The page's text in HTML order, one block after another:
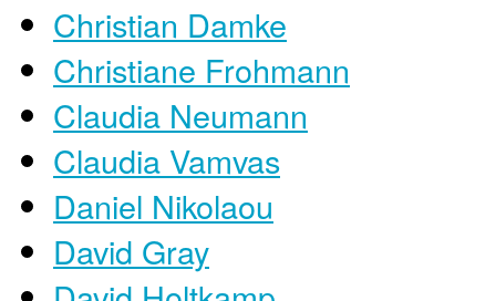
Christian Damke
Christiane Frohmann
Claudia Neumann
Claudia Vamvas
Daniel Nikolaou
David Gray